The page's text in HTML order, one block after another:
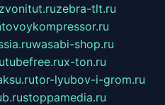
zvonitut.ruzebra-tlt.ru
wasabi-shop.ru
x-ton.ru
tor-lyubov-i-grom.ru
stoppamedia.ru